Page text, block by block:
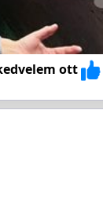
ott